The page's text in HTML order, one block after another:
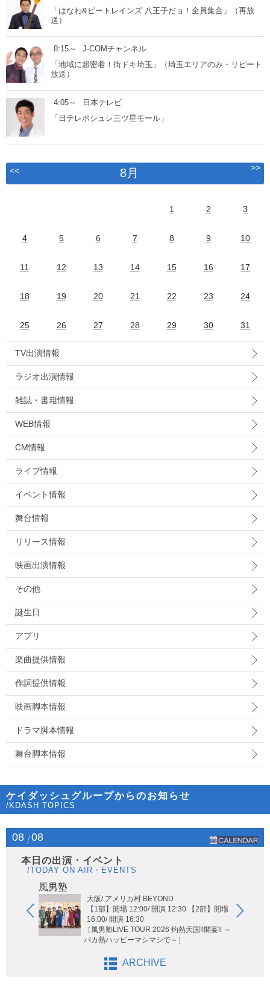
「はなわ&ビートレインズ 八王子だョ！全員集合」（再放
送）
8:15～
J-COMチャンネル
「地域に超密着！街ドキ埼玉」（埼玉エリアのみ・リピート
放送）
4:05～
日本テレビ
「日テレポシュレ三ツ星モール」
<< 8月 >>
1 2 3
4 5 6 7 8 9 10
11 12 13 14 15 16 17
18 19 20 21 22 23 24
25 26 27 28 29 30 31
TV出演情報
ラジオ出演情報
雑誌・書籍情報
WEB情報
CM情報
ライブ情報
イベント情報
舞台情報
リリース情報
映画出演情報
その他
誕生日
アプリ
楽曲提供情報
作詞提供情報
映画脚本情報
ドラマ脚本情報
舞台脚本情報
ケイダッシュグループからのお知らせ
/KDASH TOPICS
08 08
本日の出演・イベント
/TODAY ON AIR・EVENTS
風男塾
大阪/ アメリカ村 BEYOND
【1部】開場 12:00/ 開演 12:30 【2部】開場
16:00/ 開演 16:30
［風男塾LIVE TOUR 2026 灼熱天国!!開宴!! ～
バカ熱ハッピーマシマシで～］
ARCHIVE